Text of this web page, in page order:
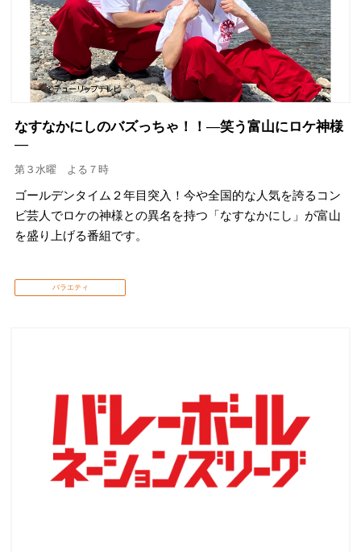
なすなかにしのバズっちゃ！！―笑う富山にロケ神様
―
第３水曜 よる７時
ゴールデンタイム２年目突入！今や全国的な人気を誇るコン
ビ芸人でロケの神様との異名を持つ「なすなかにし」が富山
を盛り上げる番組です。
バラエティ